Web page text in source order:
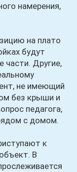
намерения,
на плато
будут
части. Другие,
не имеющий
без крыши и
педагога,
с домом.
к
В